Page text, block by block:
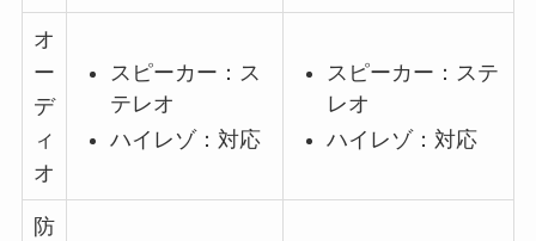
オ
ー
デ
ィ
オ
スピーカー：ス
テレオ
ハイレゾ：対応
スピーカー：ステ
レオ
ハイレゾ：対応
防